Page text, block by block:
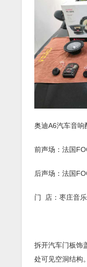
奥迪A6汽车音响
前声场：法国
后声场：法国
门 店：枣庄音
拆开汽车门板饰
处可见空洞结构。